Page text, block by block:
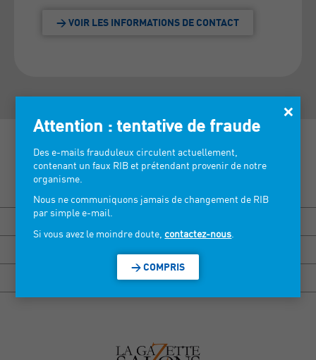
> VOIR LES INFORMATIONS DE CONTACT
HEXAGONE RENNES
HEXAGONE GRENOBLE
×
Attention : tentative de fraude
Des e-mails frauduleux circulent actuellement,
contenant un faux RIB et prétendant provenir de notre
organisme.
Nous ne communiquons jamais de changement de RIB
par simple e-mail.
Si vous avez le moindre doute, contactez-nous
> COMPRIS